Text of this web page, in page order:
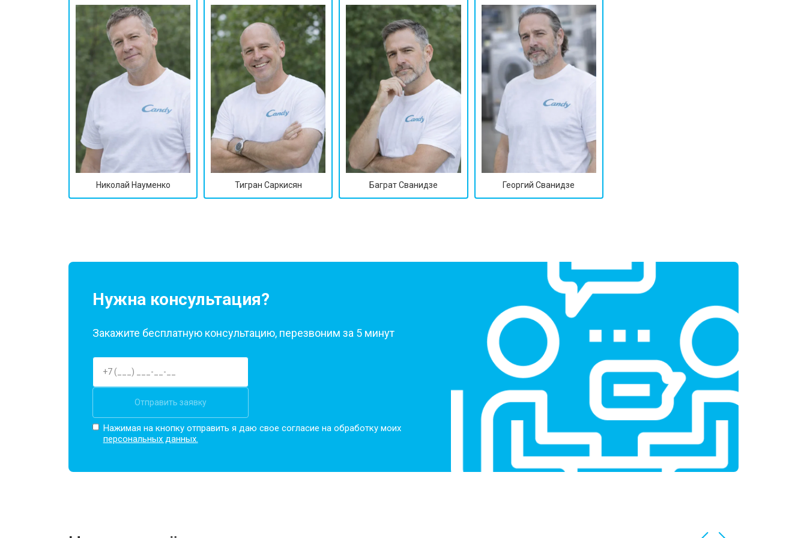
Замена замка от 60 мин от 1600 ₽
Ремонт электропроводки от 40 мин от 1250 ₽
Замена шнура питания от 60 мин от 1000 ₽
Корпусный ремонт (замена резинок, креплений, кнопок) от 40 мин от 850 ₽
от 1100 ₽
Замена заливного клапана от 1550 ₽ Заказать
Замена расходомера от 1600 ₽ Заказать
Замена разбрызгивателя от 40 мин Заказать
от 1550 ₽ Заказать
Николай Науменко Тигран Саркисян Баграт Сванидзе Георгий Сванидзе
Нужна консультация?
Закажите бесплатную консультацию, перезвоним за 5 минут
Отправить заявку
Нажимая на кнопку отправить я даю свое согласие на обработку моих
персональных данных.